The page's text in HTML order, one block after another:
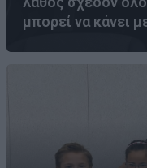
μπορεί να κάνει